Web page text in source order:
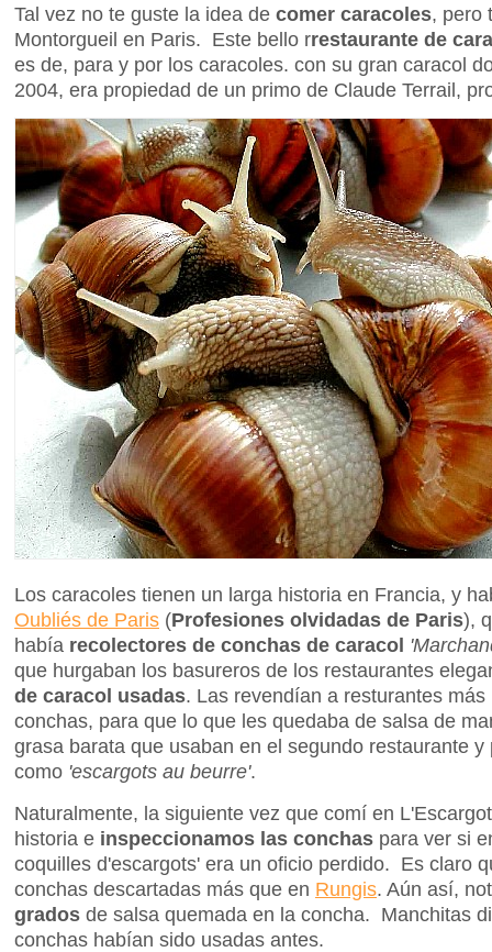
Tal vez no te guste la idea de comer caracoles, pero
Montorgueil en Paris. Este bello rrestaurante de
es de, para y por los caracoles. con su gran caracol
2004, era propiedad de un primo de Claude Terrail,
Los caracoles tienen un larga historia en Francia, y
Oubliés de Paris (Profesiones olvidadas de Paris),
había recolectores de conchas de caracol
que hurgaban los basureros de los restaurantes
de caracol usadas. Las revendían a resturantes
conchas, para que lo que les quedaba de salsa de
grasa barata que usaban en el segundo restaurante
como 'escargots au beurre'.
Naturalmente, la siguiente vez que comí en
historia e inspeccionamos las conchas para ver si
coquilles d'escargots' era un oficio perdido. Es claro
conchas descartadas más que en Rungis. Aún así,
grados de salsa quemada en la concha. Manchitas
conchas habían sido usadas antes.